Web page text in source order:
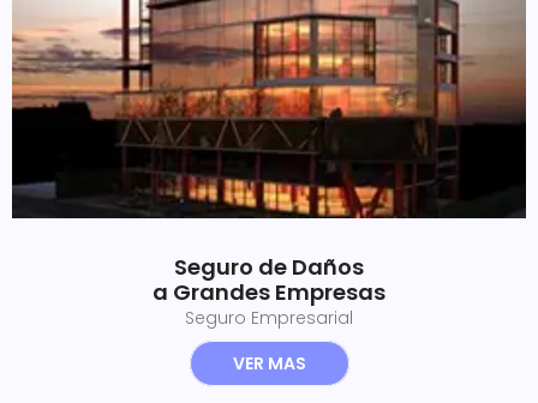
Seguro de Daños
a Grandes Empresas
Seguro Empresarial
VER MAS